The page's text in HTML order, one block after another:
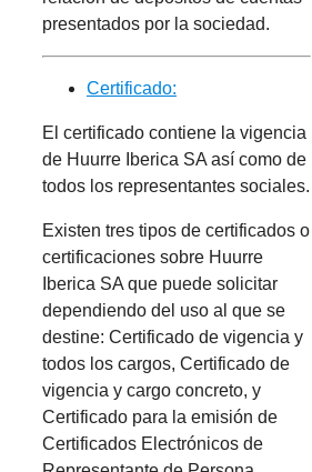
presentados por la sociedad.
Certificado:
El certificado contiene la vigencia
de Huurre Iberica SA así como de
todos los representantes sociales.
Existen tres tipos de certificados o
certificaciones sobre Huurre
Iberica SA que puede solicitar
dependiendo del uso al que se
destine: Certificado de vigencia y
todos los cargos, Certificado de
vigencia y cargo concreto, y
Certificado para la emisión de
Certificados Electrónicos de